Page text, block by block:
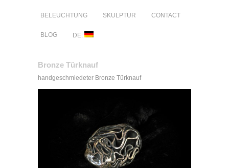
BELEUCHTUNG SKULPTUR CONTACT
BLOG DE:
Bronze Türknauf
handgeschmiedeter Bronze Türknauf